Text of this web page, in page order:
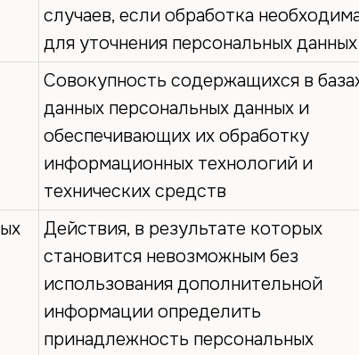
случаев, если обработка
для уточнения персональных данных
Совокупность содержащихся в
данных персональных данных и
обеспечивающих их обработку
информационных технологий и
технических средств
Действия, в результате которых
становится невозможным без
использования дополнительной
информации определить
принадлежность персональных